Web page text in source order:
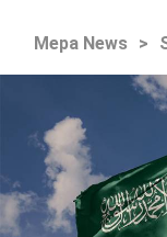
Mepa News >